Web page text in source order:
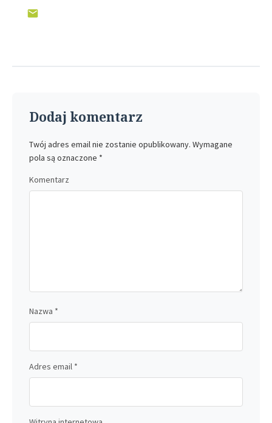
Dodaj komentarz
Twój adres email nie zostanie opublikowany. Wymagane
pola są oznaczone *
Komentarz
Nazwa *
Adres email *